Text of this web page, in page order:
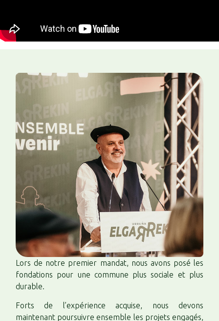
Lors de notre premier mandat, nous avons posé les
fondations pour une commune plus sociale et plus
durable.
Forts de l’expérience acquise, nous devons
maintenant poursuivre ensemble les projets engagés,